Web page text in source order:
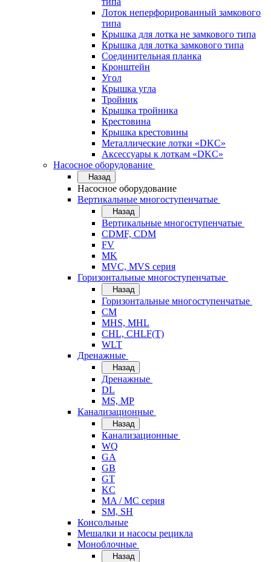
Лоток неперфорированный замкового
типа
Крышка для лотка не замкового типа
Крышка для лотка замкового типа
Соединительная планка
Кронштейн
Угол
Крышка угла
Тройник
Крышка тройника
Крестовина
Крышка крестовины
Металлические лотки «DKC»
Аксессуары к лоткам «DKC»
Насосное оборудование
Назад
Насосное оборудование
Вертикальные многоступенчатые
Назад
Вертикальные многоступенчатые
CDMF, CDM
FV
MK
MVC, MVS серия
Горизонтальные многоступенчатые
Назад
Горизонтальные многоступенчатые
CM
MHS, MHL
CHL, CHLF(T)
WLT
Дренажные
Назад
Дренажные
DL
MS, MP
Канализационные
Назад
Канализационные
WQ
GA
GB
GT
KC
MA / MC серия
SM, SH
Консольные
Мешалки и насосы рецикла
Моноблочные
Назад